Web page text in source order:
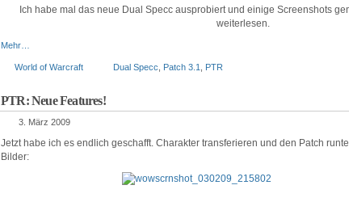
Ich habe mal das neue Dual Specc ausprobiert und einige Screenshots
weiterlesen.
Mehr…
World of Warcraft Dual Specc Patch 3.1 PTR
PTR: Neue Features!
3. März 2009
Jetzt habe ich es endlich geschafft. Charakter transferieren und den Patch
Bilder: